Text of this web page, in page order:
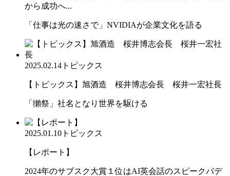
から成功へ...
「仕事は光の速さで」NVIDIAが企業文化を語る
2025.02.14 トピックス
【トピックス】旭酒造 桜井博志会長 桜井一宏社長
「獺祭」社名となり世界を駆ける
2025.01.10 トピックス
【レポート】
2024年のサブスク大賞１位はAI英会話のスピークバデ